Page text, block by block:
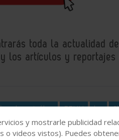
toda la actualidad
los artículos y reportajes
de petróleo EEUU bp
y mostrarle publicidad
videos vistos). Puedes